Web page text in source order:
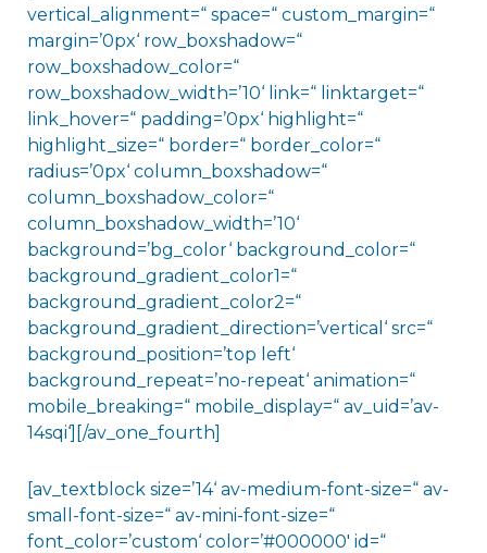
vertical_alignment=“ space=“ custom_margin=“
margin=’0px‘ row_boxshadow=“
row_boxshadow_color=“
row_boxshadow_width=’10‘ link=“ linktarget=“
link_hover=“ padding=’0px‘ highlight=“
highlight_size=“ border=“ border_color=“
radius=’0px‘ column_boxshadow=“
column_boxshadow_color=“
column_boxshadow_width=’10‘
background=’bg_color‘ background_color=“
background_gradient_color1=“
background_gradient_color2=“
background_gradient_direction=’vertical‘ src=“
background_position=’top left‘
background_repeat=’no-repeat‘ animation=“
mobile_breaking=“ mobile_display=“ av_uid=’av-
14sqi‘][/av_one_fourth]
[av_textblock size=’14‘ av-medium-font-size=“ av-
small-font-size=“ av-mini-font-size=“
font_color=’custom‘ color=’#000000′ id=“